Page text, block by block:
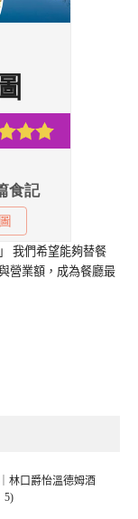
我們希望能夠替餐
營業額，成為餐廳最
林口爵怡溫德姆酒
5)